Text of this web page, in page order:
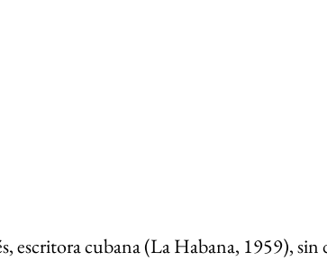
escritora cubana (La Habana, 1959), sin